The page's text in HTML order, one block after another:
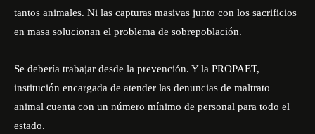
tantos animales. Ni las capturas masivas junto con los sacrificios
en masa solucionan el problema de sobrepoblación.
Se debería trabajar desde la prevención. Y la PROPAET,
institución encargada de atender las denuncias de maltrato
animal cuenta con un número mínimo de personal para todo el
estado.